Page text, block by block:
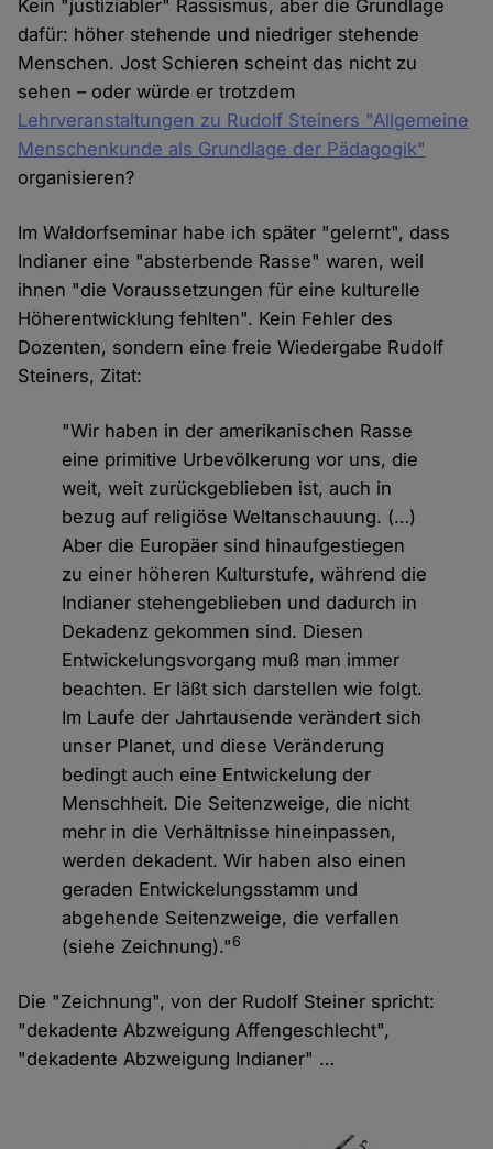
Kein "justiziabler" Rassismus, aber die Grundlage
dafür: höher stehende und niedriger stehende
Menschen. Jost Schieren scheint das nicht zu
sehen – oder würde er trotzdem
Lehrveranstaltungen zu Rudolf Steiners "Allgemeine
Menschenkunde als Grundlage der Pädagogik"
organisieren?
Im Waldorfseminar habe ich später "gelernt", dass
Indianer eine "absterbende Rasse" waren, weil
ihnen "die Voraussetzungen für eine kulturelle
Höherentwicklung fehlten". Kein Fehler des
Dozenten, sondern eine freie Wiedergabe Rudolf
Steiners, Zitat:
"Wir haben in der amerikanischen Rasse
eine primitive Urbevölkerung vor uns, die
weit, weit zurückgeblieben ist, auch in
bezug auf religiöse Weltanschauung. (…)
Aber die Europäer sind hinaufgestiegen
zu einer höheren Kulturstufe, während die
Indianer stehengeblieben und dadurch in
Dekadenz gekommen sind. Diesen
Entwickelungsvorgang muß man immer
beachten. Er läßt sich darstellen wie folgt.
Im Laufe der Jahrtausende verändert sich
unser Planet, und diese Veränderung
bedingt auch eine Entwickelung der
Menschheit. Die Seitenzweige, die nicht
mehr in die Verhältnisse hineinpassen,
werden dekadent. Wir haben also einen
geraden Entwickelungsstamm und
abgehende Seitenzweige, die verfallen
(siehe Zeichnung)."6
Die "Zeichnung", von der Rudolf Steiner spricht:
"dekadente Abzweigung Affengeschlecht",
"dekadente Abzweigung Indianer" …